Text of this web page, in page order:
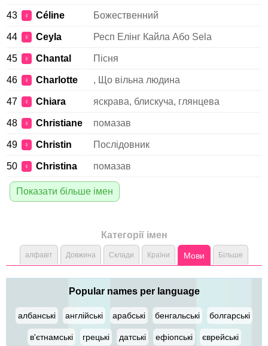
43 ♀ Céline Божественний
44 ♀ Ceyla Респ Елінг Кайла Або Sela
45 ♀ Chantal Пісня
46 ♀ Charlotte , Що вільна людина
47 ♀ Chiara яскрава, блискуча, глянцева
48 ♀ Christiane помазав
49 ♀ Christin Послідовник
50 ♀ Christina помазав
Показати більше імен
Категорії імен
алфавіт Довжина Склади Країни Мови Більше
Popular names per language
албанські англійські арабські бенгальські болгарські
в'єтнамські грецькі датські ефіопські єврейські